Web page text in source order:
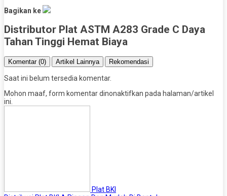
Bagikan ke
Distributor Plat ASTM A283 Grade C Daya
Tahan Tinggi Hemat Biaya
Komentar (0) Artikel Lainnya Rekomendasi
Saat ini belum tersedia komentar.
Mohon maaf, form komentar dinonaktifkan pada halaman/artikel
ini.
Plat BKI